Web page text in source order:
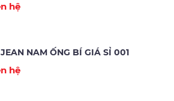
hệ
NAM ỐNG BÍ GIÁ SỈ 001
hệ